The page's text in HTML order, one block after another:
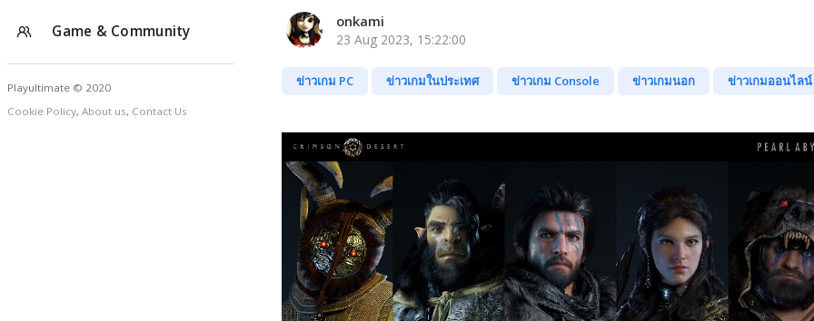
Game & Community
Playultimate © 2020
Cookie Policy, About us, Contact Us
onkami
23 Aug 2023, 15:22:00
ข่าวเกม PC ข่าวเกมในประเทศ ข่าวเกม Console ข่าวเกมนอก ข่าวเกมออนไลน์